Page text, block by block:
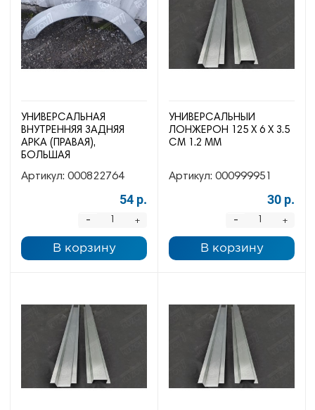
УНИВЕРСАЛЬНАЯ
ВНУТРЕННЯЯ ЗАДНЯЯ
АРКА (ПРАВАЯ),
БОЛЬШАЯ
Артикул: 000822764
54 р.
+
-
В корзину
УНИВЕРСАЛЬНЫЙ
ЛОНЖЕРОН 125 Х 6 Х 3.5
СМ 1.2 ММ
Артикул: 000999951
30 р.
+
-
В корзину